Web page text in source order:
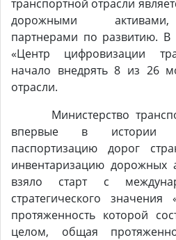
транспортной отрасли
дорожными
партнерами по развитию.
«Центр цифровизации
начало внедрять 8 из 26
отрасли.
Министерство
впервые в истории
паспортизацию дорог
инвентаризацию дорожных
взяло старт с
стратегического
протяженность которой
целом, общая